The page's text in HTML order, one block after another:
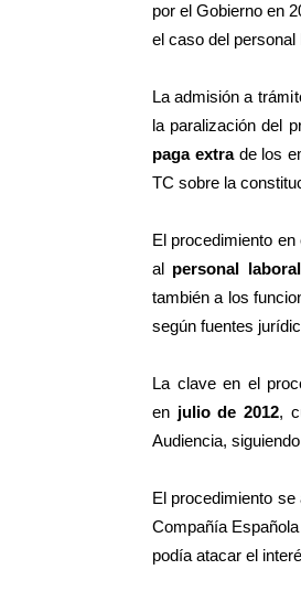
por el Gobierno en
el caso del personal
La admisión a
la paralización del
paga extra de los
TC sobre la
El procedimiento
al personal
también a los
según fuentes
La clave en el
en julio de 2012,
Audiencia,
El procedimiento
Compañía
podía atacar el